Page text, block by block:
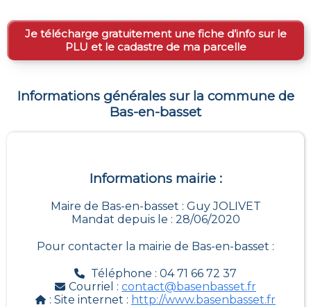
Je télécharge gratuitement une fiche d’info sur le
PLU et le cadastre de ma parcelle
Informations générales sur la commune de
Bas-en-basset
Informations mairie :
Maire de Bas-en-basset : Guy JOLIVET
Mandat depuis le : 28/06/2020
Pour contacter la mairie de Bas-en-basset :
Téléphone : 04 71 66 72 37
Courriel : contact@basenbasset.fr
: Site internet : http://www.basenbasset.fr